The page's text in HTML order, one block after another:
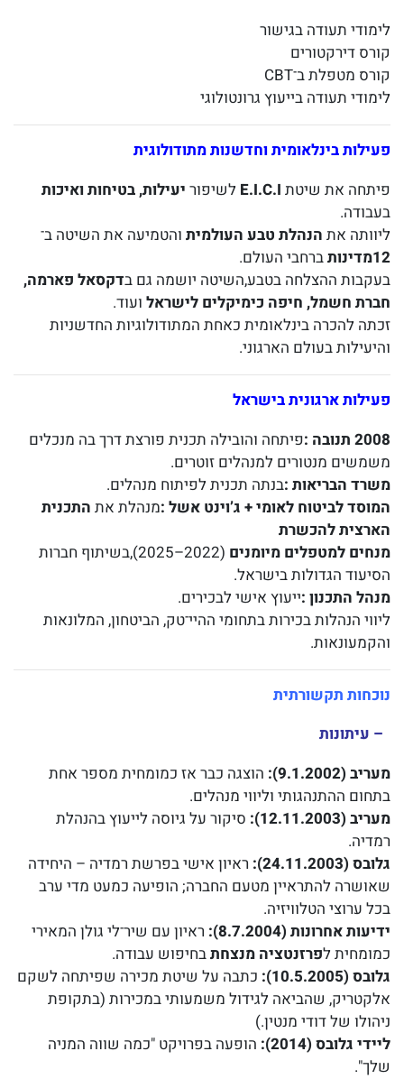
לימודי תעודה בגישור
קורס דירקטורים
קורס מטפלת ב־CBT
לימודי תעודה בייעוץ גרונטולוגי
פעילות בינלאומית וחדשנות מתודולוגית
פיתחה את שיטת E.I.C.I לשיפור יעילות, בטיחות ואיכות
בעבודה.
ליוותה את הנהלת טבע העולמית והטמיעה את השיטה ב־
12מדינות
ברחבי העולם.
בעקבות ההצלחה בטבע,השיטה יושמה גם בדקסאל פארמה,
חברת חשמל, חיפה כימיקלים לישראל ועוד.
זכתה להכרה בינלאומית כאחת המתודולוגיות החדשניות
והיעילות בעולם הארגוני.
פעילות ארגונית בישראל
2008 תנובה
:פיתחה והובילה תכנית פורצת דרך בה מנכלים
משמשים מנטורים למנהלים זוטרים.
משרד הבריאות :בנתה תכנית לפיתוח מנהלים.
המוסד לביטוח לאומי+ ג’וינט אשל :מנהלת את התכנית
הארצית להכשרת
מנחים למטפלים מיומנים
(2022–2025),בשיתוף חברות
הסיעוד הגדולות בישראל.
מנהל התכנון :ייעוץ אישי לבכירים.
ליווי הנהלות בכירות בתחומי ההיי־טק, הביטחון, המלונאות
והקמעונאות.
נוכחות תקשורתית
– עיתונות
מעריב (9.1.2002):
הוצגה כבר אז כמומחית מספר אחת
בתחום ההתנהגותי וליווי מנהלים.
מעריב (12.11.2003):
סיקור על גיוסה לייעוץ בהנהלת
רמדיה.
גלובס (24.11.2003):
ראיון אישי בפרשת רמדיה – היחידה
שאושרה להתראיין מטעם החברה; הופיעה כמעט מדי ערב
בכל ערוצי הטלוויזיה.
ידיעות אחרונות (8.7.2004):
ראיון עם שיר־לי גולן המאירי
כמומחית לפרזנטציה מנצחתבחיפוש עבודה.
גלובס (10.5.2005):
כתבה על שיטת מכירה שפיתחה לשקם
אלקטריק, שהביאה לגידול משמעותי במכירות (בתקופת
ניהולו של דודי מנטין.)
ליידי גלובס (2014):
הופעה בפרויקט "כמה שווה המניה
שלך".